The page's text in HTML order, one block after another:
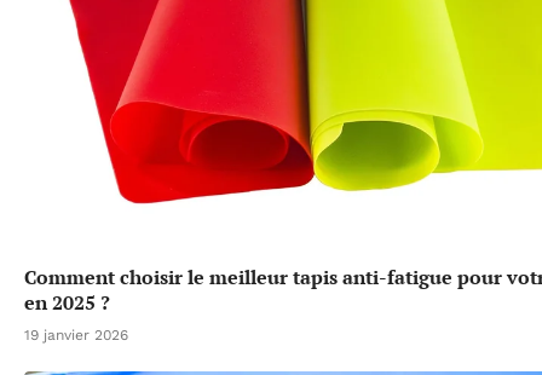
Comment choisir le meilleur tapis anti-fatigue pour
en 2025 ?
19 janvier 2026